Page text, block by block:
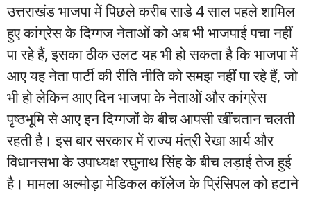
उत्तराखंड भाजपा में पिछले करीब साडे 4 साल पहले शामिल
हुए कांग्रेस के दिग्गज नेताओं को अब भी भाजपाई पचा नहीं
पा रहे हैं, इसका ठीक उलट यह भी हो सकता है कि भाजपा में
आए यह नेता पार्टी की रीति नीति को समझ नहीं पा रहे हैं, जो
भी हो लेकिन आए दिन भाजपा के नेताओं और कांग्रेस
पृष्ठभूमि से आए इन दिग्गजों के बीच आपसी खींचतान चलती
रहती है। इस बार सरकार में राज्य मंत्री रेखा आर्य और
विधानसभा के उपाध्यक्ष रघुनाथ सिंह के बीच लड़ाई तेज हुई
है। मामला अल्मोड़ा मेडिकल कॉलेज के प्रिंसिपल को हटाने